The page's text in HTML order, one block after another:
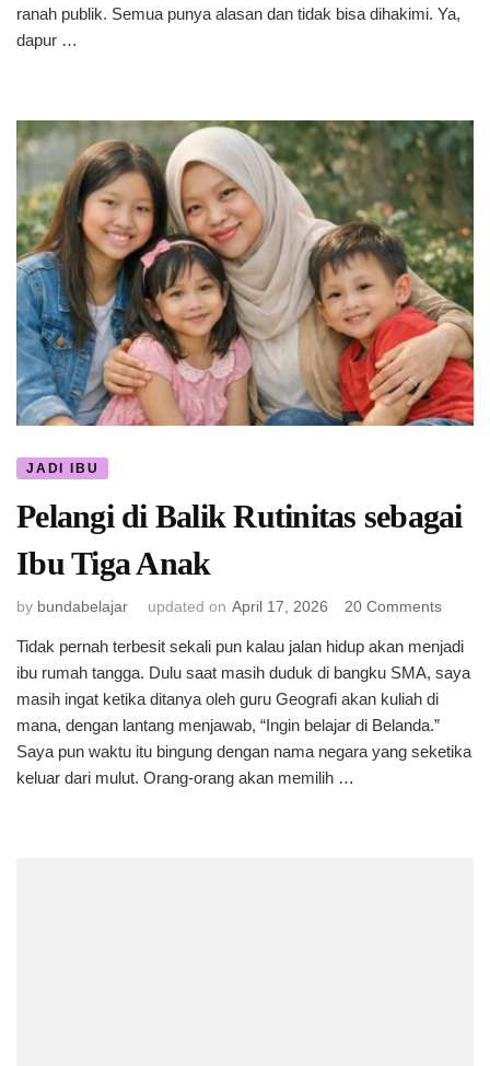
Tekanan
ranah publik. Semua punya alasan dan tidak bisa dihakimi. Ya,
dapur …
JADI IBU
Pelangi di Balik Rutinitas sebagai
Ibu Tiga Anak
by bundabelajar updated on April 17, 2026 20 Commentson
di
Balik
Ibu
Tidak pernah terbesit sekali pun kalau jalan hidup akan menjadi
ibu rumah tangga. Dulu saat masih duduk di bangku SMA, saya
masih ingat ketika ditanya oleh guru Geografi akan kuliah di
mana, dengan lantang menjawab, “Ingin belajar di Belanda.”
Saya pun waktu itu bingung dengan nama negara yang seketika
keluar dari mulut. Orang-orang akan memilih …